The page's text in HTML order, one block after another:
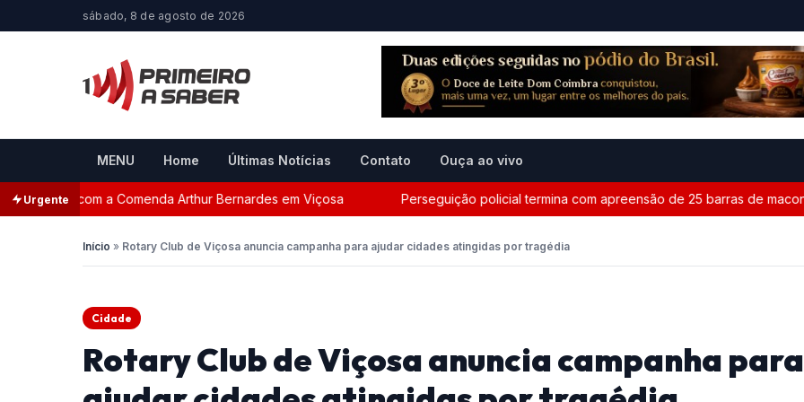
sábado, 8 de agosto de 2026
MENU Home Últimas Notícias Contato Ouça ao vivo
Urgente
com a Comenda Arthur Bernardes em Viçosa Perseguição policial termina com apreensão de 25 barras de maconha
Início » Rotary Club de Viçosa anuncia campanha para ajudar cidades atingidas por tragédia
Cidade
Rotary Club de Viçosa anuncia campanha para